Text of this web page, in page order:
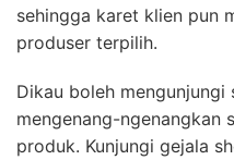
sehingga karet klien pun
produser terpilih.
Dikau boleh
mengenang-ngenangkan
produk. Kunjungi gejala